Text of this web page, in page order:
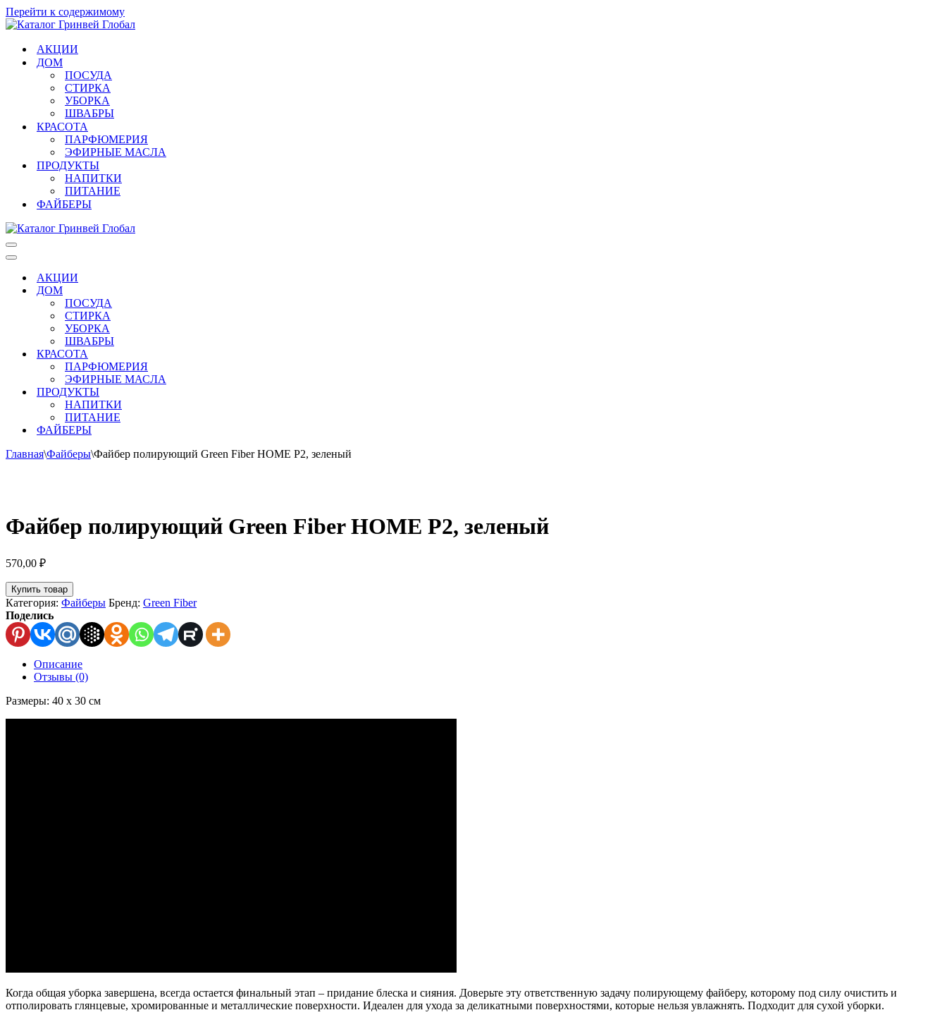
Перейти к содержимому
АКЦИИ
ДОМ
ПОСУДА
СТИРКА
УБОРКА
ШВАБРЫ
КРАСОТА
ПАРФЮМЕРИЯ
ЭФИРНЫЕ МАСЛА
ПРОДУКТЫ
НАПИТКИ
ПИТАНИЕ
ФАЙБЕРЫ
Меню
навигации
Меню
навигацииАКЦИИ
ДОМ
ПОСУДА
СТИРКА
УБОРКА
ШВАБРЫ
КРАСОТА
ПАРФЮМЕРИЯ
ЭФИРНЫЕ МАСЛА
ПРОДУКТЫ
НАПИТКИ
ПИТАНИЕ
ФАЙБЕРЫ
Главная\Файберы\Файбер полирующий Green Fiber HOME P2, зеленый
Файбер полирующий Green Fiber HOME P2, зеленый
570,00 ₽
Купить товар
Категория: Файберы Бренд: Green Fiber
Поделись
Описание
Отзывы (0)
Размеры: 40 х 30 см
Когда общая уборка завершена, всегда остается финальный этап – придание блеска и сияния. Доверьте эту ответственную задачу полирующему файберу, которому под силу очистить и
отполировать глянцевые, хромированные и металлические поверхности. Идеален для ухода за деликатными поверхностями, которые нельзя увлажнять. Подходит для сухой уборки.